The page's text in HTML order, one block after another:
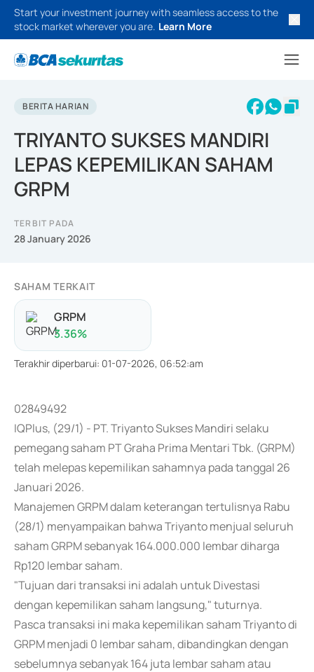
Start your investment journey with seamless access to the
stock market wherever you are. Learn More
BERITA HARIAN
TRIYANTO SUKSES MANDIRI
LEPAS KEPEMILIKAN SAHAM
GRPM
TERBIT PADA
28 January 2026
SAHAM TERKAIT
GRPM
3.36%
Terakhir diperbarui: 01-07-2026, 06:52:am
02849492
IQPlus, (29/1) - PT. Triyanto Sukses Mandiri selaku
pemegang saham PT Graha Prima Mentari Tbk. (GRPM)
telah melepas kepemilikan sahamnya pada tanggal 26
Januari 2026.
Manajemen GRPM dalam keterangan tertulisnya Rabu
(28/1) menyampaikan bahwa Triyanto menjual seluruh
saham GRPM sebanyak 164.000.000 lembar diharga
Rp120 lembar saham.
"Tujuan dari transaksi ini adalah untuk Divestasi
dengan kepemilikan saham langsung," tuturnya.
Pasca transaksi ini maka kepemilikan saham Triyanto di
GRPM menjadi 0 lembar saham, dibandingkan dengan
sebelumnya sebanyak 164 juta lembar saham atau